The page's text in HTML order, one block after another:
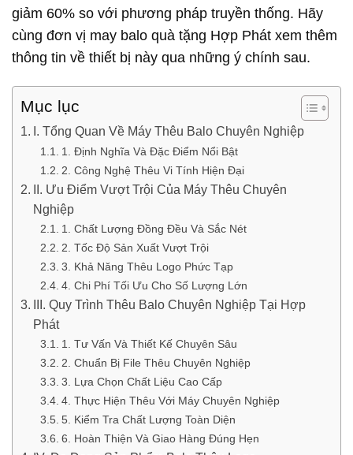
giảm 60% so với phương pháp truyền thống. Hãy
cùng đơn vị may balo quà tặng Hợp Phát xem thêm
thông tin về thiết bị này qua những ý chính sau.
Mục lục
I. Tổng Quan Về Máy Thêu Balo Chuyên Nghiệp
1. Định Nghĩa Và Đặc Điểm Nổi Bật
2. Công Nghệ Thêu Vi Tính Hiện Đại
II. Ưu Điểm Vượt Trội Của Máy Thêu Chuyên
Nghiệp
1. Chất Lượng Đồng Đều Và Sắc Nét
2. Tốc Độ Sản Xuất Vượt Trội
3. Khả Năng Thêu Logo Phức Tạp
4. Chi Phí Tối Ưu Cho Số Lượng Lớn
III. Quy Trình Thêu Balo Chuyên Nghiệp Tại Hợp
Phát
1. Tư Vấn Và Thiết Kế Chuyên Sâu
2. Chuẩn Bị File Thêu Chuyên Nghiệp
3. Lựa Chọn Chất Liệu Cao Cấp
4. Thực Hiện Thêu Với Máy Chuyên Nghiệp
5. Kiểm Tra Chất Lượng Toàn Diện
6. Hoàn Thiện Và Giao Hàng Đúng Hẹn